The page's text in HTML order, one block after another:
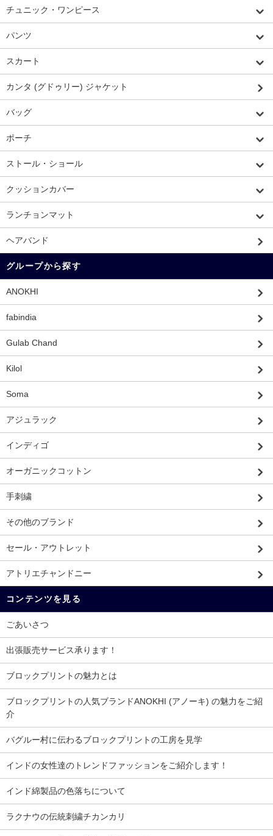
チュニック・ワンピース
パンツ
スカート
カンタ (グドゥリー) ジャケット
バッグ
ポーチ
ストール・ショール
クッションカバー
ランチョンマット
ヘアバンド
グループから探す
ANOKHI
fabindia
Gulab Chand
Kilol
Soma
アジュラック
インディゴ
オーガニックコットン
手刺繍
その他のブランド
セール・アウトレット
アトリエチャンドニー
コンテンツを見る
ごあいさつ
出張販売サービス承ります！
ブロックプリントの魅力とは
ブロックプリントの人気ブランドANOKHI (アノーキ) の魅力をご紹
介
バグルー村に伝わるブロックプリントの工房を見学
インドの女性達のトレンドファッションをご紹介します！
インド綿製品の色落ちについて
ラクナウの伝統刺繍チカンカリ